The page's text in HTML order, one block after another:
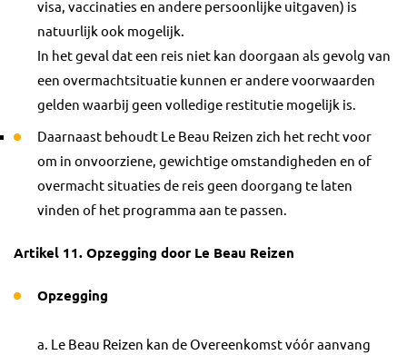
visa, vaccinaties en andere persoonlijke uitgaven) is
natuurlijk ook mogelijk.
In het geval dat een reis niet kan doorgaan als gevolg van
een overmachtsituatie kunnen er andere voorwaarden
gelden waarbij geen volledige restitutie mogelijk is.
Daarnaast behoudt Le Beau Reizen zich het recht voor
om in onvoorziene, gewichtige omstandigheden en of
overmacht situaties de reis geen doorgang te laten
vinden of het programma aan te passen.
Artikel 11. Opzegging door Le Beau Reizen
Opzegging
a. Le Beau Reizen kan de Overeenkomst vóór aanvang